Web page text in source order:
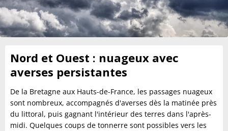
Nord et Ouest : nuageux avec
averses persistantes
De la Bretagne aux Hauts-de-France, les passages nuageux
sont nombreux, accompagnés d'averses dès la matinée près
du littoral, puis gagnant l'intérieur des terres dans l'après-
midi. Quelques coups de tonnerre sont possibles vers les